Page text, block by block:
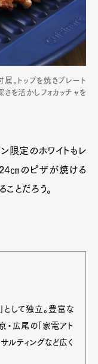
。トップを焼きプレート
さを活かしフォカッチャを
限定のホワイトもレ
24㎝のピザが焼ける
とだろう。
として独立。豊富な
広尾の「家電アト
ルティングなど広く